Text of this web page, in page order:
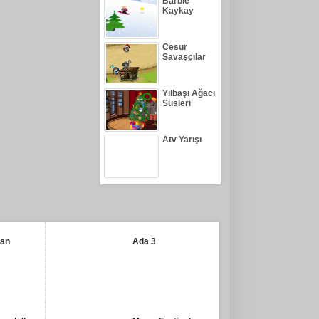
Kaykay
Cesur
Savaşçılar
Yılbaşı Ağacı
Süsleri
Atv Yarışı
Ada 3